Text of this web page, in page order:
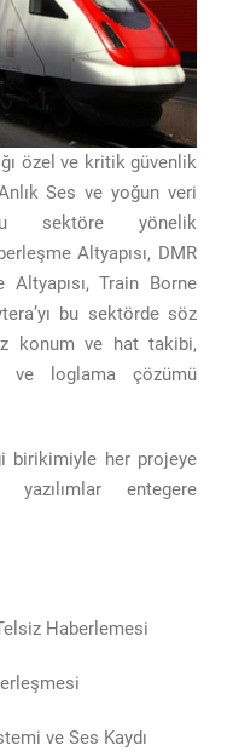
özel ve kritik güvenlik
Ses ve yoğun veri
sektöre yönelik
Altyapısı, DMR
Train Borne
bu sektörde söz
konum ve hat takibi,
ve loglama çözümü
birikimiyle her projeye
entegere
Haberlemesi
ve Ses Kaydı